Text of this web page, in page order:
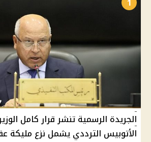
الجريدة الرسمية تنشر قرار كامل
الأتوبيس الترددي يشمل نزع مليكة